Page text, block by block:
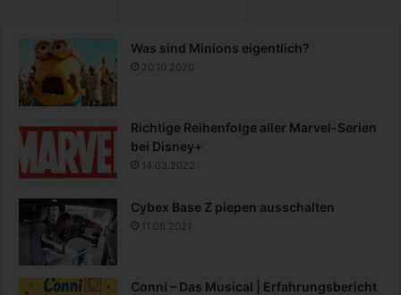
Was sind Minions eigentlich?
20.10.2020
Richtige Reihenfolge aller Marvel-Serien
bei Disney+
14.03.2022
Cybex Base Z piepen ausschalten
11.08.2021
Conni – Das Musical | Erfahrungsbericht